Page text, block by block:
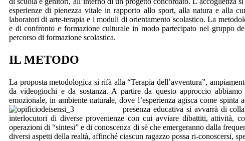
esperienze di pienezza vitale in rapporto allo sport, alla natura e alla
laboratori di arte-terapia e i moduli di orientamento scolastico. La
e di confronto e formazione culturale in modo partecipato nel gruppo
percorso di formazione scolastica.
IL METODO
La proposta metodologica si rifà alla “Terapia dell’avventura”,
da videogiochi e da sostanza. A partire da questo approccio
emozionale, in ambiente naturale, dove l’esperienza agisca come
presenza educativa si avvarrà di
interlocutori di diverse provenienze con cui avviare dibattiti, attività,
operazioni di “sintesi” e di conoscenza di sè che emergeranno dalla
diversi aspetti della realtà, affinché ciascun ragazzo possa ri-conoscersi,